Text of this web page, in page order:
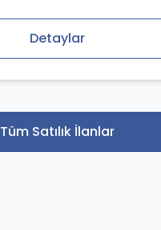
Detaylar
Tüm Satılık İlanlar